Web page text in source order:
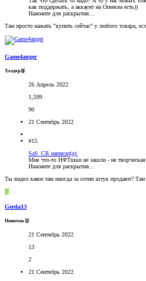
как поддержать, а аккаунт на Опенсеа есть))
Нажмите для раскрытия...
Там просто нажать "купить сейчас" у любого товара,
Game4anger
Холдер🥉
26 Апрель 2022
1,599
90
21 Сентябрь 2022
#15
SaS_CR написал(а):
Мне что-то НФТшки не зашли - не творческая
Нажмите для раскрытия...
Ты видел какое там иногда за сотни штук продают? Там
G
Gerda13
Новичок🥇
21 Сентябрь 2022
13
2
21 Сентябрь 2022